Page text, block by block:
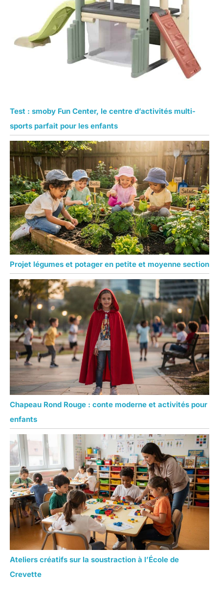
Test : smoby Fun Center, le centre d’activités multi-
sports parfait pour les enfants
Projet légumes et potager en petite et moyenne section
Chapeau Rond Rouge : conte moderne et activités pour
enfants
Ateliers créatifs sur la soustraction à l’École de
Crevette